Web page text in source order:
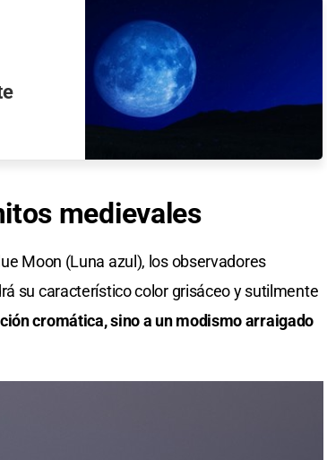
medievales
Moon (Luna azul), los observadores
su característico color grisáceo y sutilmente
cromática, sino a un modismo arraigado